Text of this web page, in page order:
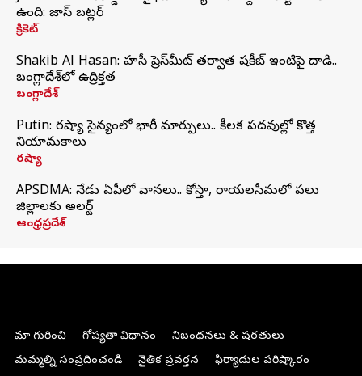
ఉంది: జాస్ బట్లర్
క్రికెట్
Shakib Al Hasan: హసీనా ప్రెస్‌మీట్‌ తర్వాత షకీబ్‌ ఇంటిపై దాడి..
బంగ్లాదేశ్‌లో ఉద్రిక్తత
బంగ్లాదేశ్
Putin: రష్యా సైన్యంలో భారీ మార్పులు.. కీలక పదవుల్లో కొత్త
నియామకాలు
రష్యా
APSDMA: నేడు ఏపీలో వానలు.. కోస్తా, రాయలసీమలో పలు
జిల్లాలకు అలర్ట్
ఆంధ్రప్రదేశ్
మా గురించి గోప్యతా విధానం
నిబంధనలు & షరతులు
మమ్మల్ని సంప్రదించండి
నైతిక ప్రవర్తన ఫిర్యాదుల పరిష్కారం